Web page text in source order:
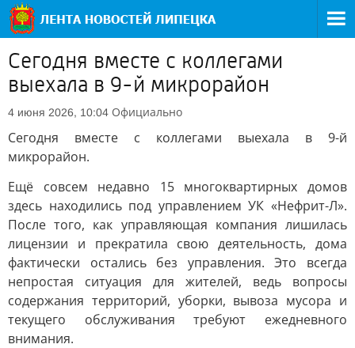
Сегодня вместе с коллегами
выехала в 9-й микрорайон
4 июня 2026, 10:04 Официально
Сегодня вместе с коллегами выехала в 9-й
микрорайон.
Ещё совсем недавно 15 многоквартирных домов
здесь находились под управлением УК «Нефрит-Л».
После того, как управляющая компания лишилась
лицензии и прекратила свою деятельность, дома
фактически остались без управления. Это всегда
непростая ситуация для жителей, ведь вопросы
содержания территорий, уборки, вывоза мусора и
текущего обслуживания требуют ежедневного
внимания.